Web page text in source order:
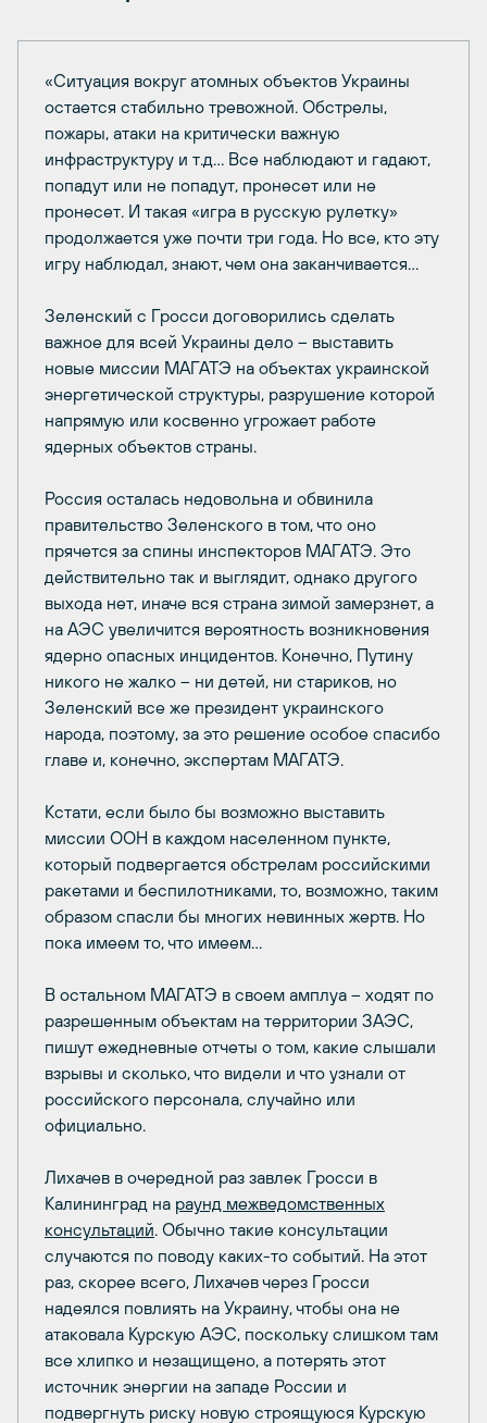
«Ситуация вокруг атомных объектов Украины
остается стабильно тревожной. Обстрелы,
пожары, атаки на критически важную
инфраструктуру и т.д… Все наблюдают и гадают,
попадут или не попадут, пронесет или не
пронесет. И такая «игра в русскую рулетку»
продолжается уже почти три года. Но все, кто эту
игру наблюдал, знают, чем она заканчивается…
Зеленский с Гросси договорились сделать
важное для всей Украины дело – выставить
новые миссии МАГАТЭ на объектах украинской
энергетической структуры, разрушение которой
напрямую или косвенно угрожает работе
ядерных объектов страны.
Россия осталась недовольна и обвинила
правительство Зеленского в том, что оно
прячется за спины инспекторов МАГАТЭ. Это
действительно так и выглядит, однако другого
выхода нет, иначе вся страна зимой замерзнет, а
на АЭС увеличится вероятность возникновения
ядерно опасных инцидентов. Конечно, Путину
никого не жалко – ни детей, ни стариков, но
Зеленский все же президент украинского
народа, поэтому, за это решение особое спасибо
главе и, конечно, экспертам МАГАТЭ.
Кстати, если было бы возможно выставить
миссии ООН в каждом населенном пункте,
который подвергается обстрелам российскими
ракетами и беспилотниками, то, возможно, таким
образом спасли бы многих невинных жертв. Но
пока имеем то, что имеем…
В остальном МАГАТЭ в своем амплуа – ходят по
разрешенным объектам на территории ЗАЭС,
пишут ежедневные отчеты о том, какие слышали
взрывы и сколько, что видели и что узнали от
российского персонала, случайно или
официально.
Лихачев в очередной раз завлек Гросси в
Калининград на раунд межведомственных
консультаций. Обычно такие консультации
случаются по поводу каких-то событий. На этот
раз, скорее всего, Лихачев через Гросси
надеялся повлиять на Украину, чтобы она не
атаковала Курскую АЭС, поскольку слишком там
все хлипко и незащищено, а потерять этот
источник энергии на западе России и
подвергнуть риску новую строящуюся Курскую